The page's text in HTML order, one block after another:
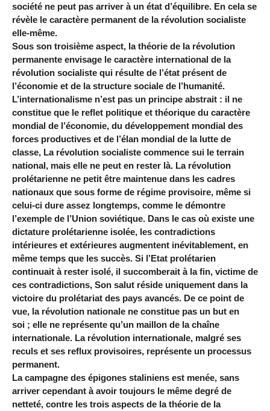
société ne peut pas arriver à un état d’équilibre. En cela se
révèle le caractère permanent de la révolution socialiste
elle-même.
Sous son troisième aspect, la théorie de la révolution
permanente envisage le caractère international de la
révolution socialiste qui résulte de l’état présent de
l’économie et de la structure sociale de l’humanité.
L’internationalisme n’est pas un principe abstrait : il ne
constitue que le reflet politique et théorique du caractère
mondial de l’économie, du développement mondial des
forces productives et de l’élan mondial de la lutte de
classe, La révolution socialiste commence sui le terrain
national, mais elle ne peut en rester là. La révolution
prolétarienne ne petit être maintenue dans les cadres
nationaux que sous forme de régime provisoire, même si
celui-ci dure assez longtemps, comme le démontre
l’exemple de l’Union soviétique. Dans le cas où existe une
dictature prolétarienne isolée, les contradictions
intérieures et extérieures augmentent inévitablement, en
même temps que les succès. Si l’Etat prolétarien
continuait à rester isolé, il succomberait à la fin, victime de
ces contradictions, Son salut réside uniquement dans la
victoire du prolétariat des pays avancés. De ce point de
vue, la révolution nationale ne constitue pas un but en
soi ; elle ne représente qu’un maillon de la chaîne
internationale. La révolution internationale, malgré ses
reculs et ses reflux provisoires, représente un processus
permanent.
La campagne des épigones staliniens est menée, sans
arriver cependant à avoir toujours le même degré de
netteté, contre les trois aspects de la théorie de la